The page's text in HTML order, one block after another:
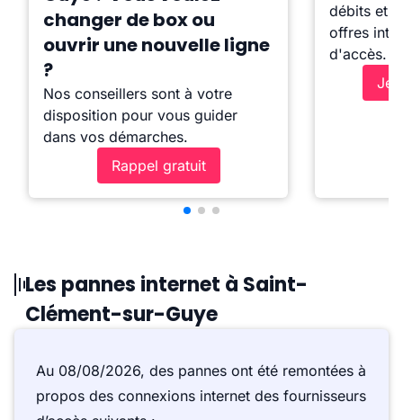
changer de box ou
ouvrir une nouvelle ligne
?
Nos conseillers sont à votre
disposition pour vous guider
dans vos démarches.
Rappel gratuit
débits et
offres
d'accès.
Je
Les pannes internet à Saint-
Clément-sur-Guye
Au 08/08/2026, des pannes ont été remontées à
propos des connexions internet des fournisseurs